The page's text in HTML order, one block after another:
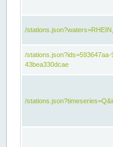
/
/
43bea330dcae
/